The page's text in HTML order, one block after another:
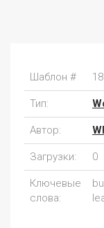
Шаблон #
Тип:
Автор:
Загрузки: 0
Ключевые
слова: